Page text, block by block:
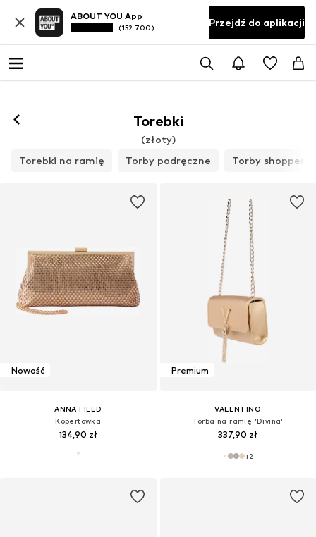
ABOUT YOU App
(152 700) Przejdź do aplikacji
Torebki
(złoty)
Torebki na ramię
Torby podręczne Torby shopper
Nowość
ANNA FIELD
Kopertówka
134,90 zł
Premium
VALENTINO
Torba na ramię 'Divina'
337,90 zł
+2